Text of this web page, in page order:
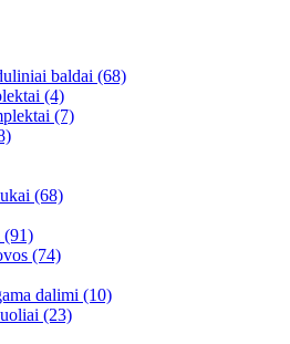
baldai (68)
(4)
(7)
(68)
(91)
(74)
dalimi (10)
(23)